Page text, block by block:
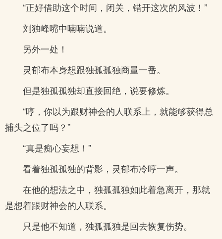
“正好借助这个时间，闭关，错开这次的风波！”
刘独峰嘴中喃喃说道。
另外一处！
灵郁布本身想跟独孤孤独商量一番。
但是独孤孤独却直接回绝，说要修炼。
“哼，你以为跟财神会的人联系上，就能够获得总
捕头之位了吗？”
“真是痴心妄想！”
看着独孤孤独的背影，灵郁布冷哼一声。
在他的想法之中，独孤孤独如此着急离开，那就
是想着跟财神会的人联系。
只是他不知道，独孤孤独是回去恢复伤势。